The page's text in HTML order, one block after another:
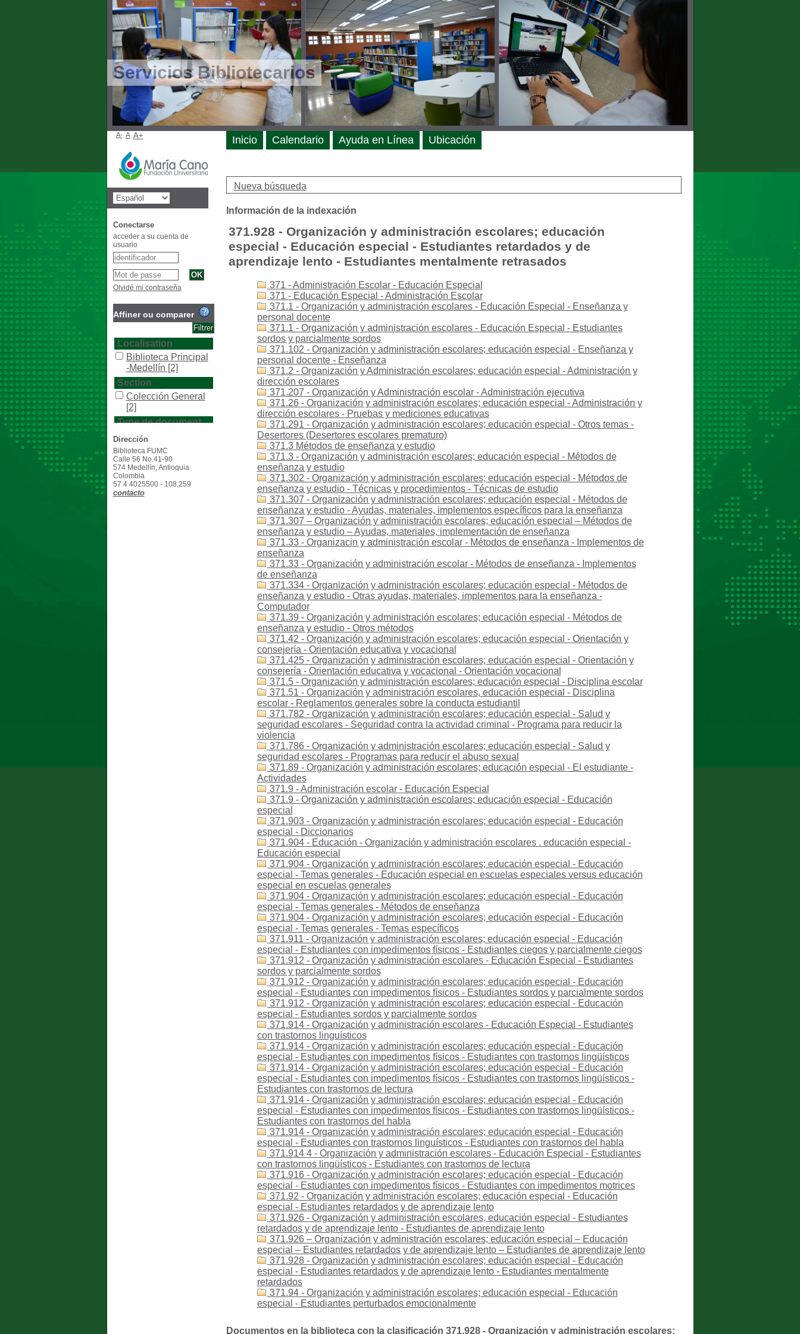
Servicios Bibliotecarios
Nueva búsqueda
Información de la indexación
371.928 - Organización y administración escolares; educación
especial - Educación especial - Estudiantes retardados y de
aprendizaje lento - Estudiantes mentalmente retrasados
371 - Administración Escolar - Educación Especial
371 - Educación Especial - Administración Escolar
371.1 - Organización y administración escolares - Educación Especial - Enseñanza y
personal docente
371.1 - Organización y administración escolares - Educación Especial - Estudiantes
sordos y parcialmente sordos
371.102 - Organización y administración escolares; educación especial - Enseñanza y
personal docente - Enseñanza
371.2 - Organización y Administración escolares; educación especial - Administración y
dirección escolares
371.207 - Organización y Administración escolar - Administración ejecutiva
371.26 - Organización y administración escolares; educación especial - Administración y
dirección escolares - Pruebas y mediciones educativas
371.291 - Organización y administración escolares; educación especial - Otros temas -
Desertores (Desertores escolares prematuro)
371.3 Métodos de enseñanza y estudio
371.3 - Organización y administración escolares; educación especial - Métodos de
enseñanza y estudio
371.302 - Organización y administración escolares; educación especial - Métodos de
enseñanza y estudio - Técnicas y procedimientos - Técnicas de estudio
371.307 - Organización y administración escolares; educación especial - Métodos de
enseñanza y estudio - Ayudas, materiales, implementos específicos para la enseñanza
371.307 – Organización y administración escolares; educación especial – Métodos de
enseñanza y estudio – Ayudas, materiales, implementación de enseñanza
371.33 - Organizacin y administración escolar - Métodos de enseñanza - Implementos de
enseñanza
371.33 - Organización y administración escolar - Métodos de enseñanza - Implementos
de enseñanza
371.334 - Organización y administración escolares; educación especial - Métodos de
enseñanza y estudio - Otras ayudas, materiales, implementos para la enseñanza -
Computador
371.39 - Organización y administración escolares; educación especial - Métodos de
enseñanza y estudio - Otros métodos
371.42 - Organización y administración escolares; educación especial - Orientación y
consejería - Orientación educativa y vocacional
371.425 - Organización y administración escolares; educación especial - Orientación y
consejería - Orientación educativa y vocacional - Orientación vocacional
371.5 - Organización y administración escolares; educación especial - Disciplina escolar
371.51 - Organización y administración escolares, educación especial - Disciplina
escolar - Reglamentos generales sobre la conducta estudiantil
371.782 - Organización y administración escolares; educación especial - Salud y
seguridad escolares - Seguridad contra la actividad criminal - Programa para reducir la
violencia
371.786 - Organización y administración escolares; educación especial - Salud y
seguridad escolares - Programas para reducir el abuso sexual
371.89 - Organización y administración escolares; educación especial - El estudiante -
Actividades
371.9 - Administración escolar - Educación Especial
371.9 - Organización y administración escolares; educación especial - Educación
especial
371.903 - Organización y administración escolares; educación especial - Educación
especial - Diccionarios
371.904 - Educación - Organización y administración escolares . educación especial -
Educación especial
371.904 - Organización y administración escolares; educación especial - Educación
especial - Temas generales - Educación especial en escuelas especiales versus educación
especial en escuelas generales
371.904 - Organización y administración escolares; educación especial - Educación
especial - Temas generales - Métodos de enseñanza
371.904 - Organización y administración escolares; educación especial - Educación
especial - Temas generales - Temas específicos
371.911 - Organización y administración escolares; educación especial - Educación
especial - Estudiantes con impedimentos físicos - Estudiantes ciegos y parcialmente ciegos
371.912 - Organización y administración escolares - Educación Especial - Estudiantes
sordos y parcialmente sordos
371.912 - Organización y administración escolares; educación especial - Educación
especial - Estudiantes con impedimentos físicos - Estudiantes sordos y parcialmente sordos
371.912 - Organización y administración escolares; educación especial - Educación
especial - Estudiantes sordos y parcialmente sordos
371.914 - Organización y administración escolares - Educación Especial - Estudiantes
con trastornos linguísticos
371.914 - Organización y administración escolares; educación especial - Educación
especial - Estudiantes con impedimentos físicos - Estudiantes con trastornos lingüísticos
371.914 - Organización y administración escolares; educación especial - Educación
especial - Estudiantes con impedimentos físicos - Estudiantes con trastornos lingüísticos -
Estudiantes con trastornos de lectura
371.914 - Organización y administración escolares; educación especial - Educación
especial - Estudiantes con impedimentos físicos - Estudiantes con trastornos lingüísticos -
Estudiantes con trastornos del habla
371.914 - Organización y administración escolares; educación especial - Educación
especial - Estudiantes con trastornos linguísticos - Estudiantes con trastornos del habla
371.914 4 - Organización y administración escolares - Educación Especial - Estudiantes
con trastornos lingüísticos - Estudiantes con trastornos de lectura
371.916 - Organización y administración escolares; educación especial - Educación
especial - Estudiantes con impedimentos físicos - Estudiantes con impedimentos motrices
371.92 - Organización y administración escolares; educación especial - Educación
especial - Estudiantes retardados y de aprendizaje lento
371.926 - Organización y administración escolares, educación especial - Estudiantes
retardados y de aprendizaje lento - Estudiantes de aprendizaje lento
371.926 – Organización y administración escolares; educación especial – Educación
especial – Estudiantes retardados y de aprendizaje lento – Estudiantes de aprendizaje lento
371.928 - Organización y administración escolares; educación especial - Educación
especial - Estudiantes retardados y de aprendizaje lento - Estudiantes mentalmente
retardados
371.94 - Organización y administración escolares; educación especial - Educación
especial - Estudiantes perturbados emocionalmente
Documentos en la biblioteca con la clasificación 371.928 - Organización y administración escolares;
Inicio Calendario Ayuda en Línea Ubicación
A- A A+
Conectarse
acceder a su cuenta de
usuario
Olvidé mi contraseña
Affiner ou comparer
Localisation
Biblioteca Principal
-Medellín [2]
Section
Colección General
[2]
Type de document
texto impreso
Dirección
Biblioteca FUMC
Calle 56 No.41-90
574 Medellín, Antioquia
Colombia
57 4 4025500 - 108,259
contacto